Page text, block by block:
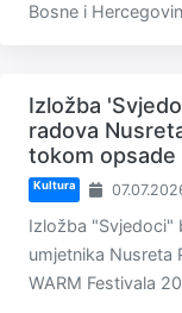
Bosne i
Izložba
radova
tokom opsade
Kultura
Izložba "Svjedoci"
umjetnika Nusreta
WARM Festivala